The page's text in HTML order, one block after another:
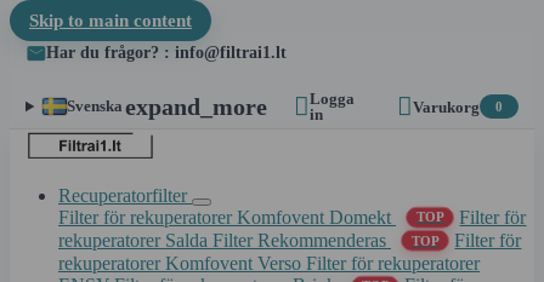
Skip to main content
Har du frågor? : info@filtrai1.lt
Svenska expand_more Logga
in
Varukorg 0
Recuperatorfilter
Filter för rekuperatorer Komfovent Domekt
TOP
Filter för
rekuperatorer Salda Filter Rekommenderas TOP
Filter för
rekuperatorer Komfovent Verso Filter för rekuperatorer